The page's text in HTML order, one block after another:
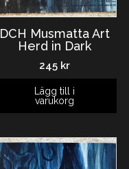
DCH Musmatta Art
Herd in Dark
245 kr
Lägg till i
varukorg